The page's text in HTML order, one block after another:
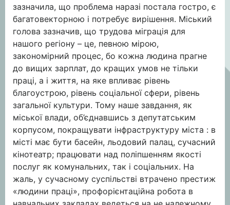
зазначила, що проблема наразі постала гостро, є
багатовекторною і потребує вирішення. Міський
голова зазначив, що трудова міграція для
нашого регіону – це, певною мірою,
закономірний процес, бо кожна людина прагне
до вищих зарплат, до кращих умов не тільки
праці, а і життя, на яке впливає рівень
благоустрою, рівень соціальної сфери, рівень
загальної культури. Тому наше завдання, як
міської влади, об’єднавшись з депутатським
корпусом, покращувати інфраструктуру міста : в
місті має бути басейн, льодовий палац, сучасний
кінотеатр; працювати над поліпшенням якості
послуг як комунальних, так і соціальних. На
жаль, у сучасному суспільстві втрачено престиж
«людини праці», профорієнтаційна робота в